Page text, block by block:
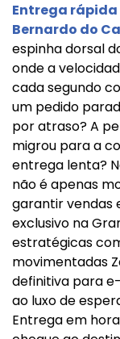
Entrega rápida
Bernardo do
espinha dorsal
onde a
cada segundo
um pedido
por atraso? A
migrou para a
entrega lenta?
não é apenas
garantir vendas
exclusivo na
estratégicas
movimentadas
definitiva para
ao luxo de
Entrega em